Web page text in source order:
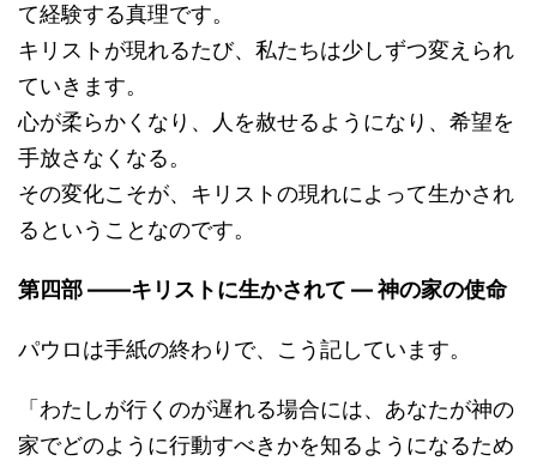
て経験する真理です。
キリストが現れるたび、私たちは少しずつ変えられ
ていきます。
心が柔らかくなり、人を赦せるようになり、希望を
手放さなくなる。
その変化こそが、キリストの現れによって生かされ
るということなのです。
第四部 ――キリストに生かされて ― 神の家の使命
パウロは手紙の終わりで、こう記しています。
「わたしが行くのが遅れる場合には、あなたが神の
家でどのように行動すべきかを知るようになるため